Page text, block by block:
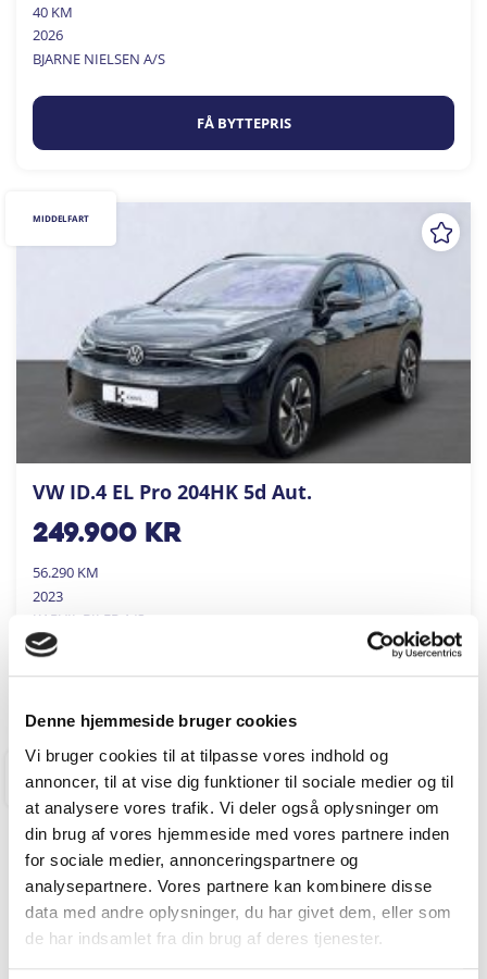
Denne hjemmeside bruger cookies
Vi bruger cookies til at tilpasse vores indhold og
annoncer, til at vise dig funktioner til sociale medier og til
at analysere vores trafik. Vi deler også oplysninger om
din brug af vores hjemmeside med vores partnere inden
for sociale medier, annonceringspartnere og
analysepartnere. Vores partnere kan kombinere disse
data med andre oplysninger, du har givet dem, eller som
de har indsamlet fra din brug af deres tjenester.
40 KM
2026
BJARNE NIELSEN A/S
FÅ BYTTEPRIS
VW ID.4 EL Pro 204HK 5d Aut.
249.900kr
56.290 KM
2023
KARVIL BILER A/S
MIDDELFART
RINGKØBING